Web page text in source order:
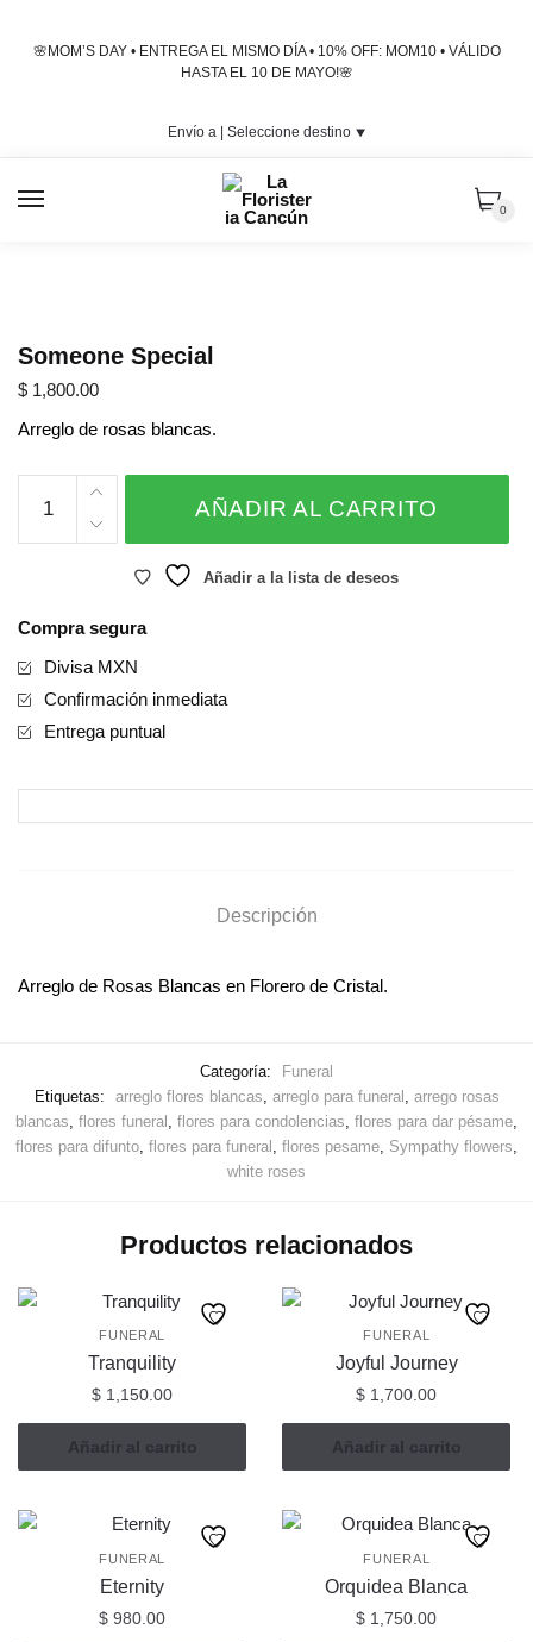
🌸MOM’S DAY • ENTREGA EL MISMO DÍA • 10% OFF: MOM10 • VÁLIDO
HASTA EL 10 DE MAYO!🌸
Envío a | Seleccione destino⯆
0
Someone Special
$ 1,800.00
Arreglo de rosas blancas.
Special
cantidad
AÑADIR AL CARRITO
Añadir a la lista de deseos
Compra segura
Divisa MXN
Confirmación inmediata
Entrega puntual
Descripción
Arreglo de Rosas Blancas en Florero de Cristal.
Categoría:
Funeral
Etiquetas:
arreglo flores blancas, arreglo para funeral , arrego rosas
blancas, flores funeral , flores para condolencias, flores para dar pésame,
flores para difunto, flores para funeral , flores pesame, Sympathy flowers,
white roses
Productos relacionados
FUNERAL
Tranquility
$ 1,150.00
Añadir al carrito
FUNERAL
Joyful Journey
$ 1,700.00
Añadir al carrito
FUNERAL
Eternity
$ 980.00
FUNERAL
Orquidea Blanca
$ 1,750.00